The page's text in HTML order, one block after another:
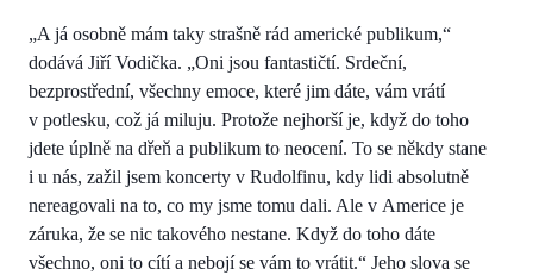
„A já osobně mám taky strašně rád americké publikum,“
dodává Jiří Vodička. „Oni jsou fantastičtí. Srdeční,
bezprostřední, všechny emoce, které jim dáte, vám vrátí
v potlesku, což já miluju. Protože nejhorší je, když do toho
jdete úplně na dřeň a publikum to neocení. To se někdy stane
i u nás, zažil jsem koncerty v Rudolfinu, kdy lidi absolutně
nereagovali na to, co my jsme tomu dali. Ale v Americe je
záruka, že se nic takového nestane. Když do toho dáte
všechno, oni to cítí a nebojí se vám to vrátit.“ Jeho slova se